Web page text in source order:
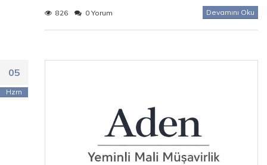
826 0 Yorum Devamını Oku
05
Hzrn